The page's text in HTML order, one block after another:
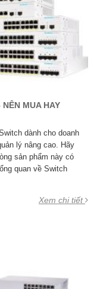
MUA HAY
dành cho doanh
lý nâng cao. Hãy
sản phẩm này có
quan về Switch
Xem chi tiết